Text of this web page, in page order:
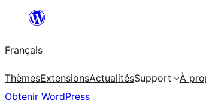
contenu
Français
ThèmesExtensionsActualitésSupport À
Obtenir WordPress